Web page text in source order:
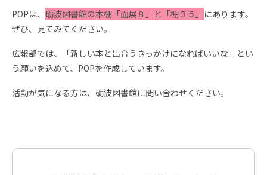
POPは、 砺波図書館の本棚「面展８」と「棚３５」 にあります。
ぜひ、見てみてください。
広報部では、「新しい本と出合うきっかけになればいいな」とい
う願いを込めて、POPを作成しています。
活動が気になる方は、砺波図書館に問い合わせください。